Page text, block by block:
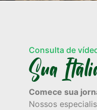
Consulta de
Sua
Comece sua
Nossos